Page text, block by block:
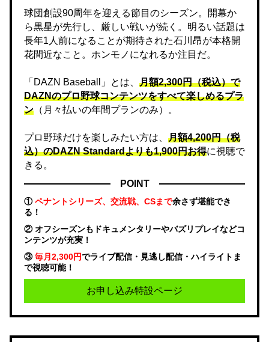
球団創設90周年を迎える節目のシーズン。開幕か
ら黒星が先行し、厳しい戦いが続く。明るい話題は
長年1人前になることが期待された石川昂が本格開
花間近なこと。ホンモノになれるか注目だ。
「DAZN Baseball」とは、 月額2,300円（税込）で
DAZNのプロ野球コンテンツをすべて楽しめるプラ
ン （月々払いの年間プランのみ）。
プロ野球だけを楽しみたい方は、 月額4,200円（税
込）のDAZN Standard​よりも1,900円お得に視聴で
きる。
POINT
①ペナントシリーズ、交流戦、CSまで余さず堪能でき
る！
② オフシーズンもドキュメンタリーやバズリプレイなどコ
ンテンツが充実！
③毎月2,300円でライブ配信・見逃し配信・ハイライトま
で視聴可能！
お申し込み特設ページ